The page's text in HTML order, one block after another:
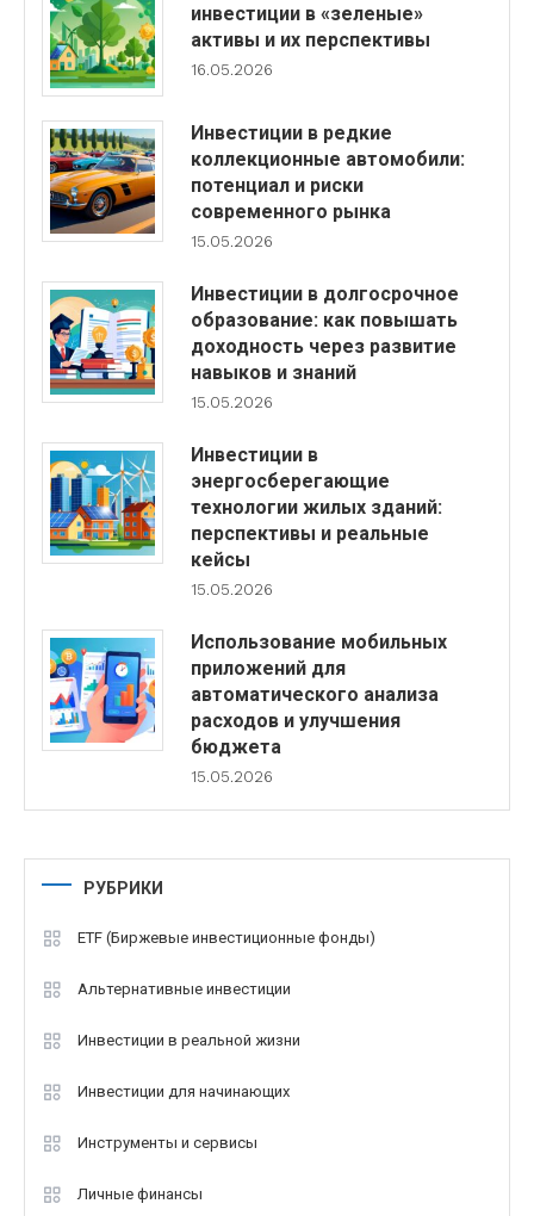
инвестиции в «зеленые»
активы и их перспективы
16.05.2026
Инвестиции в редкие
коллекционные автомобили:
потенциал и риски
современного рынка
15.05.2026
Инвестиции в долгосрочное
образование: как повышать
доходность через развитие
навыков и знаний
15.05.2026
Инвестиции в
энергосберегающие
технологии жилых зданий:
перспективы и реальные
кейсы
15.05.2026
Использование мобильных
приложений для
автоматического анализа
расходов и улучшения
бюджета
15.05.2026
РУБРИКИ
ETF (Биржевые инвестиционные фонды)
Альтернативные инвестиции
Инвестиции в реальной жизни
Инвестиции для начинающих
Инструменты и сервисы
Личные финансы